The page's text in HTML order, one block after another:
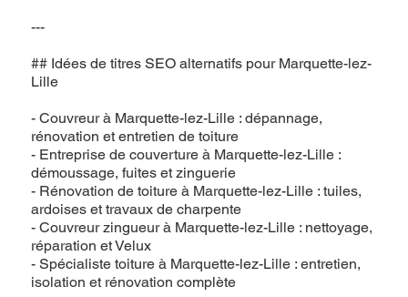
---
## Idées de titres SEO alternatifs pour Marquette-lez-
Lille
- Couvreur à Marquette-lez-Lille : dépannage,
rénovation et entretien de toiture
- Entreprise de couverture à Marquette-lez-Lille :
démoussage, fuites et zinguerie
- Rénovation de toiture à Marquette-lez-Lille : tuiles,
ardoises et travaux de charpente
- Couvreur zingueur à Marquette-lez-Lille : nettoyage,
réparation et Velux
- Spécialiste toiture à Marquette-lez-Lille : entretien,
isolation et rénovation complète